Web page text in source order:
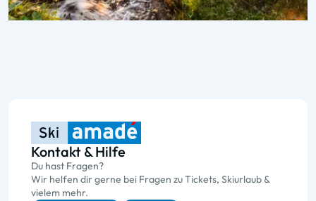
Kontakt & Hilfe
Du hast Fragen?
Wir helfen dir gerne bei Fragen zu Tickets, Skiurlaub &
vielem mehr.